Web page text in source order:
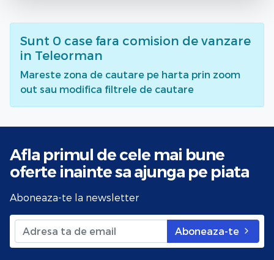
Sunt 0 case fara comision de vanzare
in Teleorman
Mareste zona de cautare pe harta prin zoom
out sau modifica filtrele de cautare
Afla primul de cele mai bune
oferte inainte sa ajunga pe piata
Aboneaza-te la newsletter
Aboneaza-te